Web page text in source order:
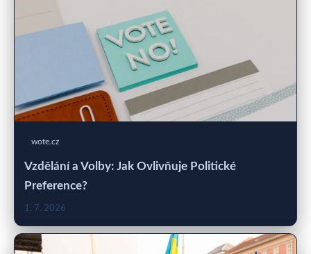
wote.cz
Vzdělání a Volby: Jak Ovlivňuje Politické
Preference?
1. 7. 2026